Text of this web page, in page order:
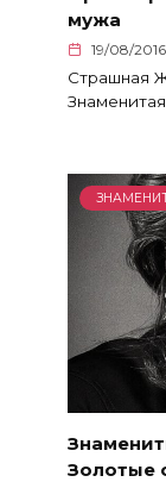
мужа
19/08/2016
Страшная
Золотые